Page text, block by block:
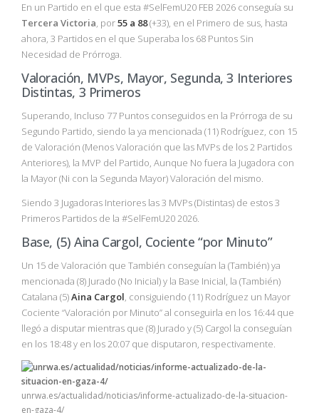
En un Partido en el que esta #SelFemU20 FEB 2026 conseguía su
Tercera Victoria, por55 a 88(+33), en el Primero de sus, hasta
ahora, 3 Partidos en el que Superaba los 68 Puntos Sin
Necesidad de Prórroga.
Valoración, MVPs, Mayor, Segunda, 3 Interiores
Distintas, 3 Primeros
Superando, Incluso 77 Puntos conseguidos en la Prórroga de su
Segundo Partido, siendo la ya mencionada (11) Rodríguez, con 15
de Valoración (Menos Valoración que las MVPs de los 2 Partidos
Anteriores), la MVP del Partido, Aunque No fuera la Jugadora con
la Mayor (Ni con la Segunda Mayor) Valoración del mismo.
Siendo 3 Jugadoras Interiores las 3 MVPs (Distintas) de estos 3
Primeros Partidos de la #SelFemU20 2026.
Base, (5) Aina Cargol, Cociente “por Minuto”
Un 15 de Valoración que También conseguían la (También) ya
mencionada (8) Jurado (No Inicial) y la Base Inicial, la (También)
Catalana (5)Aina Cargol, consiguiendo (11) Rodríguez un Mayor
Cociente “Valoración por Minuto” al conseguirla en los 16:44 que
llegó a disputar mientras que (8) Jurado y (5) Cargol la conseguían
en los 18:48 y en los 20:07 que disputaron, respectivamente.
unrwa.es/actualidad/noticias/informe-actualizado-de-la-situacion-
en-gaza-4/